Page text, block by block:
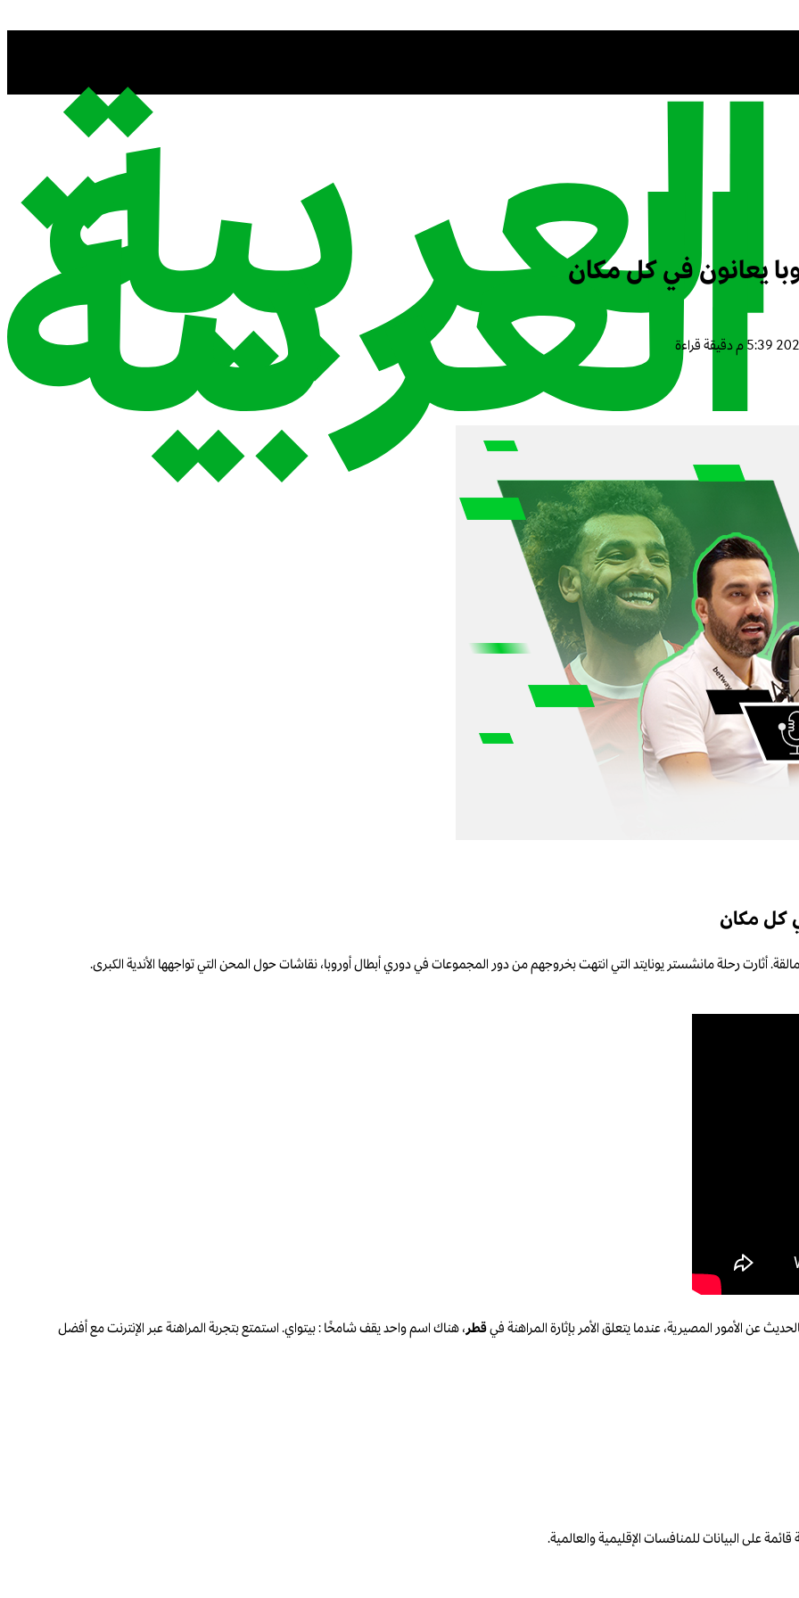
يعانون في كل مكان
دقيقة قراءة
كل مكان
أثارت رحلة مانشستر يونايتد التي انتهت بخروجهم من دور المجموعات في دوري أبطال أوروبا، نقاشات حول المحن التي تواجهها الأندية الكبرى.
عن الأمور المصيرية، عندما يتعلق الأمر بإثارة المراهنة فيقطر، هناك اسم واحد يقف شامخًا : بيتواي. استمتع بتجربة المراهنة عبر الإنترنت مع أفضل